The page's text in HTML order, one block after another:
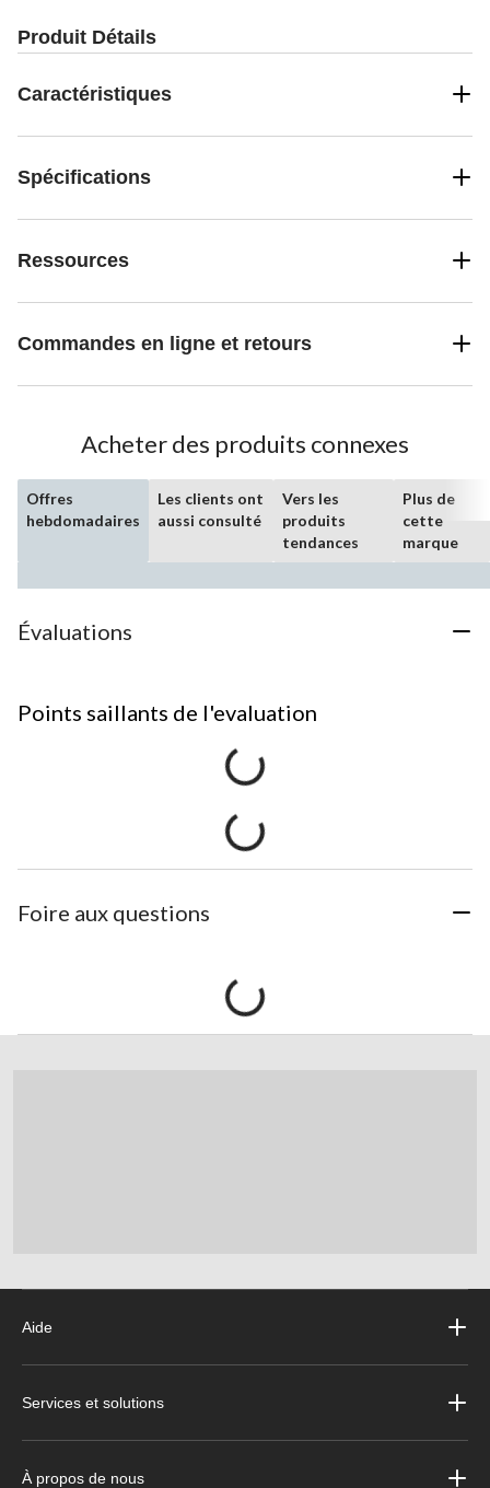
Produit Détails
Caractéristiques
Spécifications
Ressources
Commandes en ligne et retours
Acheter des produits connexes
Offres
hebdomadaires
Les clients ont
aussi consulté
Vers les
produits
tendances
Plus de
cette
marque
Évaluations
Points saillants de l'evaluation
Foire aux questions
Aide
Services et solutions
À propos de nous